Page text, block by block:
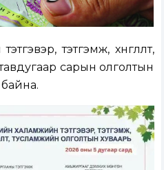
тэтгэмж, хөнгөлөлт,
сарын олголтын